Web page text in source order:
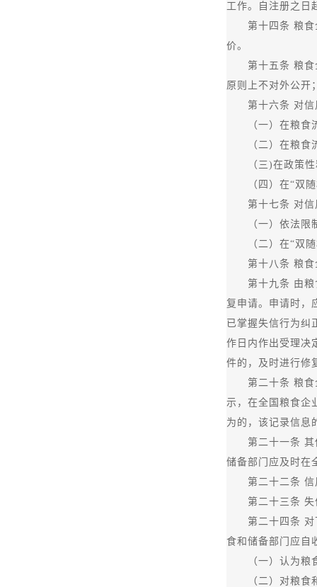
工作。自注册之日
第十四条 粮食企
价。
第十五条 粮食企
原则上不对外公开
第十六条 对信用
（一）在粮食流
（二）在粮食流
（三)在政策性粮
（四）在“双随
第十七条 对信用
（一）依法限制
（二）在“双随
第十八条 粮食企
第十九条 由粮食
复申请。申请时，
已掌握失信行为纠
作日内作出受理决
件的，及时进行修
第二十条 粮食企
示，在全国粮食企
为的，该记录信息
第二十一条 其他
储备部门应及时在
第二十二条 信用
第二十三条 失
第二十四条 对下
食和储备部门应自
（一）认为粮食
（二）对粮食和